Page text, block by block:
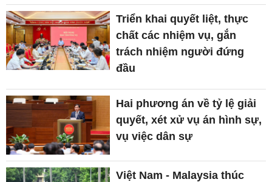
Triển khai quyết liệt, thực
chất các nhiệm vụ, gắn
trách nhiệm người đứng
đầu
Hai phương án về tỷ lệ giải
quyết, xét xử vụ án hình sự,
vụ việc dân sự
Việt Nam - Malaysia thúc